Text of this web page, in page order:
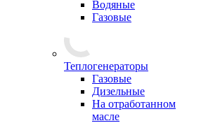
Водяные
Газовые
Теплогенераторы
Газовые
Дизельные
На отработанном
масле